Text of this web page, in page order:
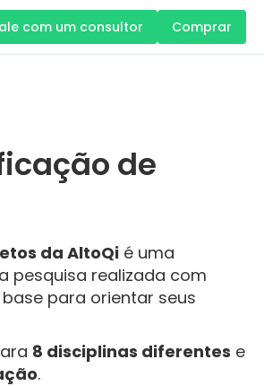
com um consultor Comprar
de
da AltoQi é uma
pesquisa realizada com
para orientar seus
8 disciplinas diferentes e
.